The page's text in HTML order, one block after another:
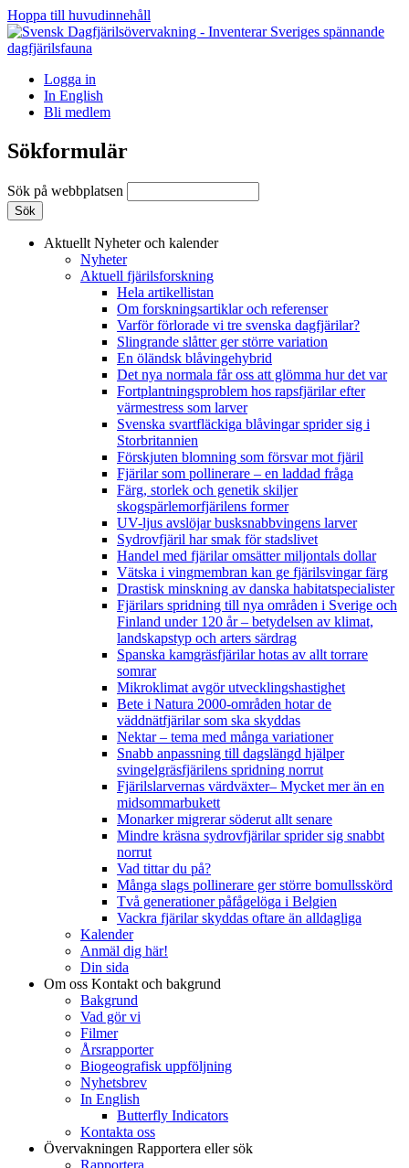
Hoppa till huvudinnehåll
Logga in
In English
Bli medlem
Sökformulär
Sök på webbplatsen
Aktuellt Nyheter och kalender
Nyheter
Aktuell fjärilsforskning
Hela artikellistan
Om forskningsartiklar och referenser
Varför förlorade vi tre svenska dagfjärilar?
Slingrande slåtter ger större variation
En öländsk blåvingehybrid
Det nya normala får oss att glömma hur det var
Fortplantningsproblem hos rapsfjärilar efter
värmestress som larver
Svenska svartfläckiga blåvingar sprider sig i
Storbritannien
Förskjuten blomning som försvar mot fjäril
Fjärilar som pollinerare – en laddad fråga
Färg, storlek och genetik skiljer
skogspärlemorfjärilens former
UV-ljus avslöjar busksnabbvingens larver
Sydrovfjäril har smak för stadslivet
Handel med fjärilar omsätter miljontals dollar
Vätska i vingmembran kan ge fjärilsvingar färg
Drastisk minskning av danska habitatspecialister
Fjärilars spridning till nya områden i Sverige och
Finland under 120 år– betydelsen av klimat,
landskapstyp och arters särdrag
Spanska kamgräsfjärilar hotas av allt torrare
somrar
Mikroklimat avgör utvecklingshastighet
Bete i Natura 2000-områden hotar de
väddnätfjärilar som ska skyddas
Nektar – tema med många variationer
Snabb anpassning till dagslängd hjälper
svingelgräsfjärilens spridning norrut
Fjärilslarvernas värdväxter– Mycket mer än en
midsommarbukett
Monarker migrerar söderut allt senare
Mindre kräsna sydrovfjärilar sprider sig snabbt
norrut
Vad tittar du på?
Många slags pollinerare ger större bomullsskörd
Två generationer påfågelöga i Belgien
Vackra fjärilar skyddas oftare än alldagliga
Kalender
Anmäl dig här!
Din sida
Om oss Kontakt och bakgrund
Bakgrund
Vad gör vi
Filmer
Årsrapporter
Biogeografisk uppföljning
Nyhetsbrev
In English
Butterfly Indicators
Kontakta oss
Övervakningen Rapportera eller sök
Rapportera